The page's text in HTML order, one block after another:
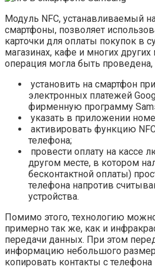
Модуль NFC, устанавливаемый
смартфоны, позволяет
карточки для оплаты покупок в
магазинах, кафе и многих других
операция могла быть
установить на смартфон
электронных платежей
фирменную программу
указать в приложении
активировать функцию
телефона;
провести оплату на кассе
другом месте, в котором
бесконтактной оплаты)
телефона напротив
устройства.
Помимо этого, технологию
примерно так же, как и
передачи данных. При этом
информацию небольшого
копировать контакты с телефона